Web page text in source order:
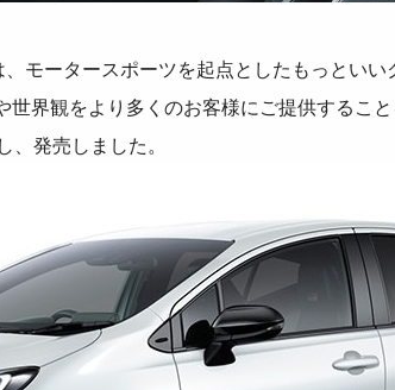
モータースポーツを起点としたもっとい
世界観をより多くのお客様にご提供するこ
発売しました。